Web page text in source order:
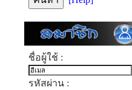
ชื่อผู้ใช้ :
รหัสผ่าน :